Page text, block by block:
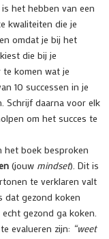
het hebben van een
kwaliteiten die je
omdat je bij het
die bij je
komen wat je
10 successen in je
Schrijf daarna voor elk
om het succes te
het boek besproken
(jouw mindset). Dit is
te verklaren valt
dat gezond koken
gezond ga koken.
evalueren zijn: “weet